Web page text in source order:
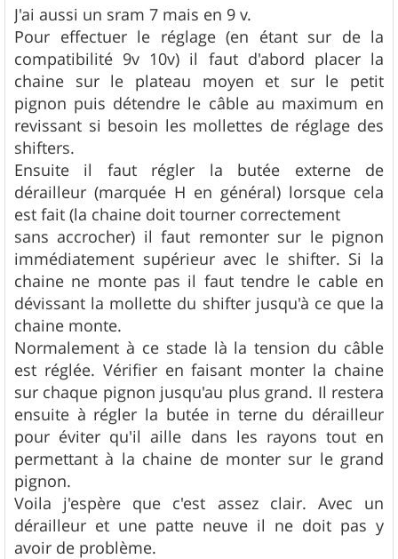
g
e
J'ai aussi un sram 7 mais en 9 v.
Pour effectuer le réglage (en étant sur de la
compatibilité 9v 10v) il faut d'abord placer la
chaine sur le plateau moyen et sur le petit
pignon puis détendre le câble au maximum en
revissant si besoin les mollettes de réglage des
shifters.
Ensuite il faut régler la butée externe de
dérailleur (marquée H en général) lorsque cela
est fait (la chaine doit tourner correctement
sans accrocher) il faut remonter sur le pignon
immédiatement supérieur avec le shifter. Si la
chaine ne monte pas il faut tendre le cable en
dévissant la mollette du shifter jusqu'à ce que la
chaine monte.
Normalement à ce stade là la tension du câble
est réglée. Vérifier en faisant monter la chaine
sur chaque pignon jusqu'au plus grand. Il restera
ensuite à régler la butée in terne du dérailleur
pour éviter qu'il aille dans les rayons tout en
permettant à la chaine de monter sur le grand
pignon.
Voila j'espère que c'est assez clair. Avec un
dérailleur et une patte neuve il ne doit pas y
avoir de problème.